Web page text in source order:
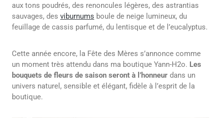
aux tons poudrés, des renoncules légères, des astrantias
sauvages, des viburnums boule de neige lumineux, du
feuillage de cassis parfumé, du lentisque et de l’eucalyptus.
Cette année encore, la Fête des Mères s’annonce comme
un moment très attendu dans ma boutique Yann-H2o. Les
bouquets de fleurs de saison seront à l’honneur dans un
univers naturel, sensible et élégant, fidèle à l’esprit de la
boutique.